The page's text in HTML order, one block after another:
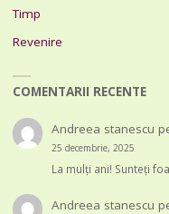
Timp
Revenire
COMENTARII RECENTE
Andreea stanescu
25 decembrie, 2025
La mulți ani! Sunteți
Andreea stanescu